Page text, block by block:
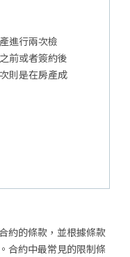
進行兩次檢
前或者簽約後
則是在房產成
約的條款，並根據條款
合約中最常見的限制條